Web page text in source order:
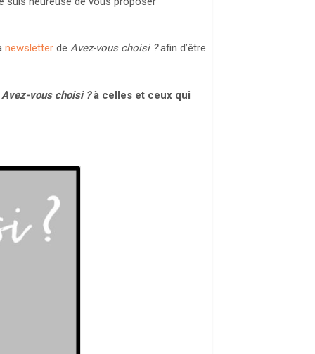
newsletter de Avez-vous choisi ?afin d’être
Avez-vous choisi ?à celles et ceux qui